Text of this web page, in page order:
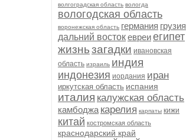
волгоградская область вологда
вологодская область
воронежская область германия грузия
дальний востокевреиегипет
жизньзагадки ивановская
область израиль индия
индонезия иордания иран
иркутская область испания
италия калужская область
камбоджа карелия карпаты кижи
китай костромская область
краснодарский край